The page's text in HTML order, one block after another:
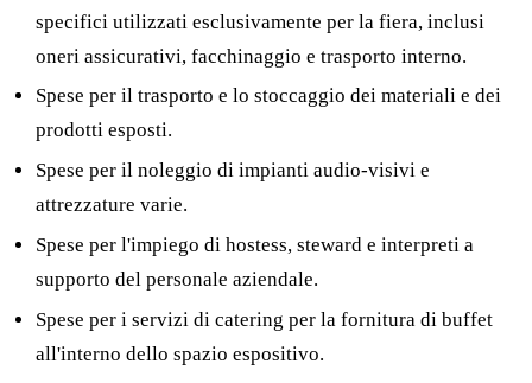
specifici utilizzati esclusivamente per la fiera, inclusi
oneri assicurativi, facchinaggio e trasporto interno.
Spese per il trasporto e lo stoccaggio dei materiali e dei
prodotti esposti.
Spese per il noleggio di impianti audio-visivi e
attrezzature varie.
Spese per l'impiego di hostess, steward e interpreti a
supporto del personale aziendale.
Spese per i servizi di catering per la fornitura di buffet
all'interno dello spazio espositivo.